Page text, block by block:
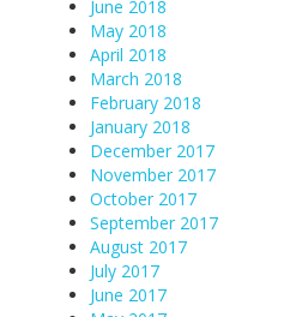
June 2018
May 2018
April 2018
March 2018
February 2018
January 2018
December 2017
November 2017
October 2017
September 2017
August 2017
July 2017
June 2017